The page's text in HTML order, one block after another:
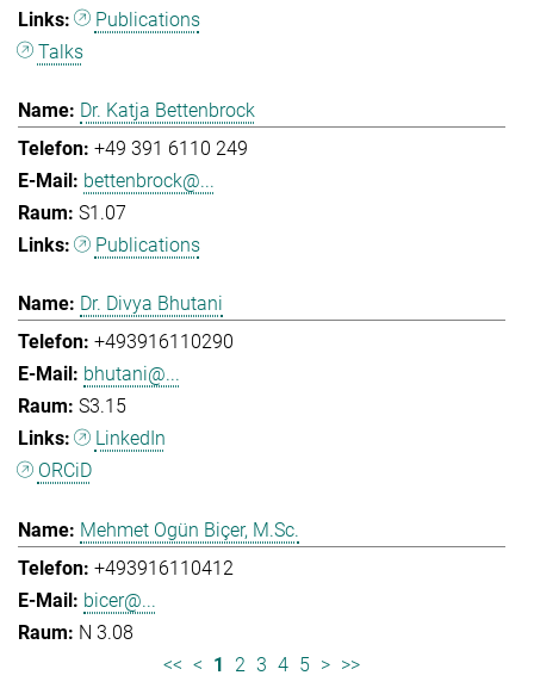
Publications
Talks
Dr. Katja Bettenbrock
+49 391 6110 249
bettenbrock@...
S1.07
Publications
Dr. Divya Bhutani
+493916110290
bhutani@...
S3.15
LinkedIn
ORCiD
Mehmet Ogün Biçer, M.Sc.
+493916110412
bicer@...
N 3.08
<< < 1 2 3 4 5 > >>